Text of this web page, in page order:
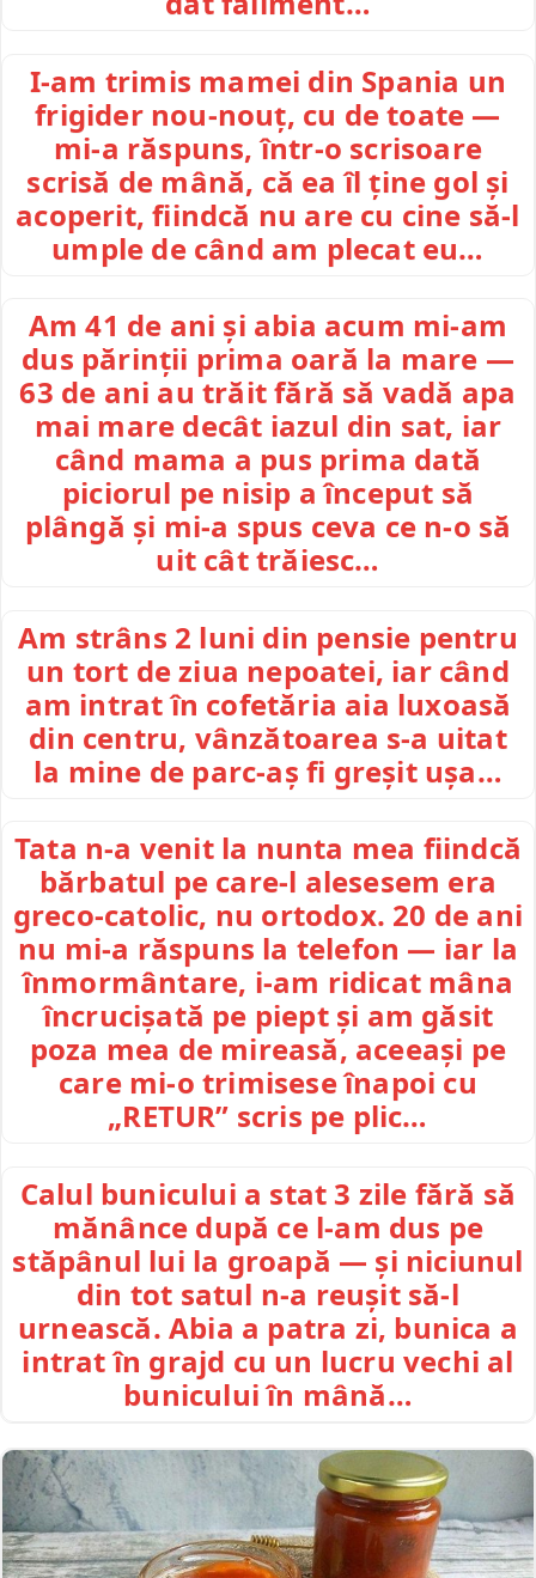
I-am trimis mamei din Spania un
frigider nou-nouț, cu de toate —
mi-a răspuns, într-o scrisoare
scrisă de mână, că ea îl ține gol și
acoperit, fiindcă nu are cu cine să-l
umple de când am plecat eu…
Am 41 de ani și abia acum mi-am
dus părinții prima oară la mare —
63 de ani au trăit fără să vadă apa
mai mare decât iazul din sat, iar
când mama a pus prima dată
piciorul pe nisip a început să
plângă și mi-a spus ceva ce n-o să
uit cât trăiesc…
Am strâns 2 luni din pensie pentru
un tort de ziua nepoatei, iar când
am intrat în cofetăria aia luxoasă
din centru, vânzătoarea s-a uitat
la mine de parc-aș fi greșit ușa…
Tata n-a venit la nunta mea fiindcă
bărbatul pe care-l alesesem era
greco-catolic, nu ortodox. 20 de ani
nu mi-a răspuns la telefon — iar la
înmormântare, i-am ridicat mâna
încrucișată pe piept și am găsit
poza mea de mireasă, aceeași pe
care mi-o trimisese înapoi cu
„RETUR” scris pe plic…
Calul bunicului a stat 3 zile fără să
mănânce după ce l-am dus pe
stăpânul lui la groapă — și niciunul
din tot satul n-a reușit să-l
urnească. Abia a patra zi, bunica a
intrat în grajd cu un lucru vechi al
bunicului în mână…